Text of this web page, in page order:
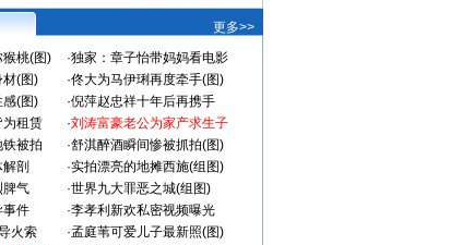
更多>>
猴桃(图) ·独家：章子怡带妈妈看电影
材(图) ·佟大为马伊琍再度牵手(图)
感(图) ·倪萍赵忠祥十年后再携手
为租赁 ·刘涛富豪老公为家产求生子
被拍 ·舒淇醉酒瞬间惨被抓拍(图)
剖 ·实拍漂亮的地摊西施(组图)
脾气 ·世界九大罪恶之城(组图)
事件 ·李孝利新欢私密视频曝光
火索 ·孟庭苇可爱儿子最新照(图)